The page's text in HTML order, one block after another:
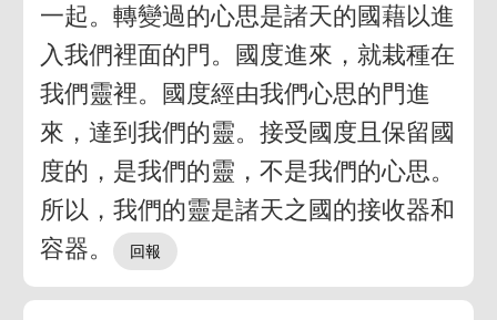
一起。轉變過的心思是諸天的國藉以進
入我們裡面的門。國度進來，就栽種在
我們靈裡。國度經由我們心思的門進
來，達到我們的靈。接受國度且保留國
度的，是我們的靈，不是我們的心思。
所以，我們的靈是諸天之國的接收器和
容器。